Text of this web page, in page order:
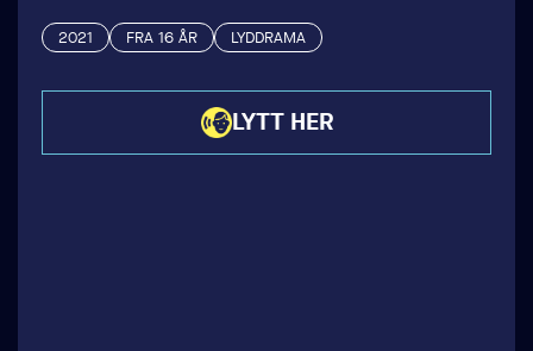
2021 FRA 16 ÅR LYDDRAMA
LYTT HER